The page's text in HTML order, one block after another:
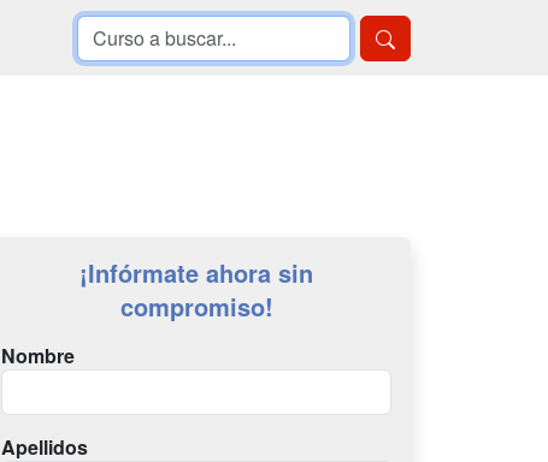
¡Infórmate ahora sin
compromiso!
Nombre
Apellidos